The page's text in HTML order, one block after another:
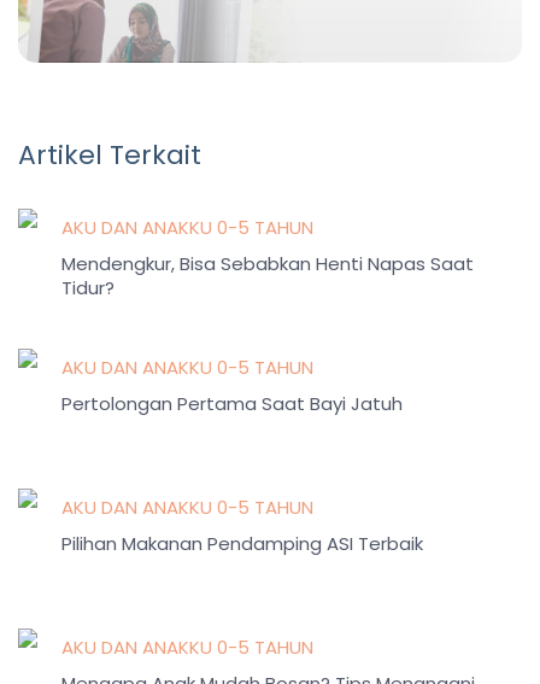
Artikel Terkait
AKU DAN ANAKKU 0-5 TAHUN
Mendengkur, Bisa Sebabkan Henti Napas Saat
Tidur?
AKU DAN ANAKKU 0-5 TAHUN
Pertolongan Pertama Saat Bayi Jatuh
AKU DAN ANAKKU 0-5 TAHUN
Pilihan Makanan Pendamping ASI Terbaik
AKU DAN ANAKKU 0-5 TAHUN